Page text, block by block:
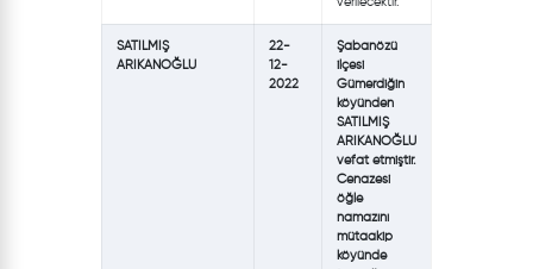
SATILMIŞ
ARIKANOĞLU
22-
12-
2022
Şabanözü
ilçesi
Gümerdiğin
köyünden
SATILMIŞ
ARIKANOĞLU
vefat etmiştir.
Cenazesi
öğle
namazını
mütaakip
köyünde